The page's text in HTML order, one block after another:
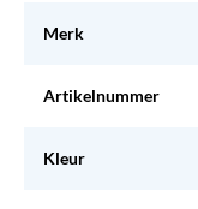
Merk
Artikelnummer
Kleur